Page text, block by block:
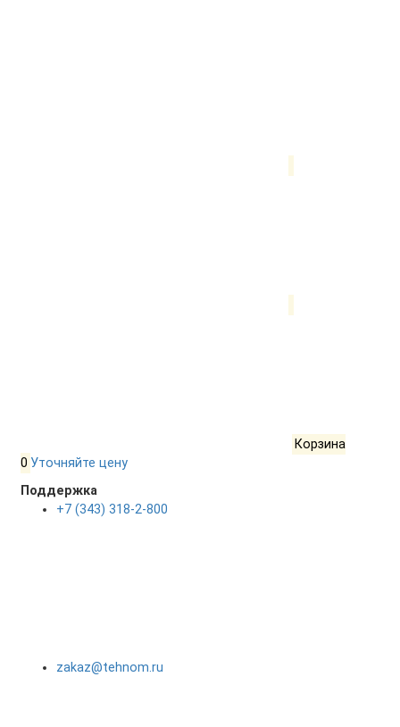
Корзина
0 Уточняйте цену
Поддержка
+7 (343) 318-2-800
zakaz@tehnom.ru